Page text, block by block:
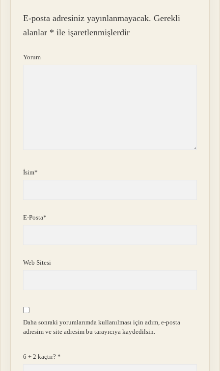
E-posta adresiniz yayınlanmayacak. Gerekli
alanlar * ile işaretlenmişlerdir
Yorum
İsim*
E-Posta*
Web Sitesi
Daha sonraki yorumlarımda kullanılması için adım, e-posta
adresim ve site adresim bu tarayıcıya kaydedilsin.
6 + 2 kaçtır?*